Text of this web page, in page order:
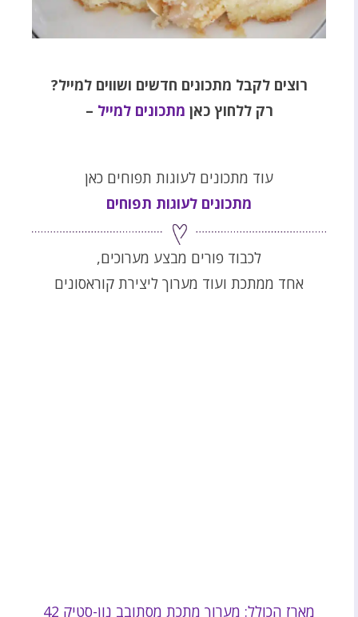
רוצים לקבל מתכונים חדשים ושווים למייל?
רק ללחוץ כאן
– מתכונים למייל
עוד מתכונים לעוגות תפוחים כאן
מתכונים לעוגות תפוחים
לכבוד פורים מבצע מערוכים,
אחד ממתכת ועוד מערוך ליצירת קוראסונים
מארז הכולל: מערוך מתכת מסתובב נון-סטיק 42